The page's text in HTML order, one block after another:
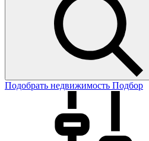
Подобрать недвижимость Подбор